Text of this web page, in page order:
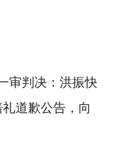
审判决：洪振快
道歉公告，向